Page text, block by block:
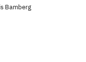
Bamberg